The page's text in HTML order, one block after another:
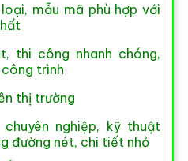
mẫu mã phù hợp với
thi công nhanh chóng,
trình
thị trường
nghiệp, kỹ thuật
đường nét, chi tiết nhỏ